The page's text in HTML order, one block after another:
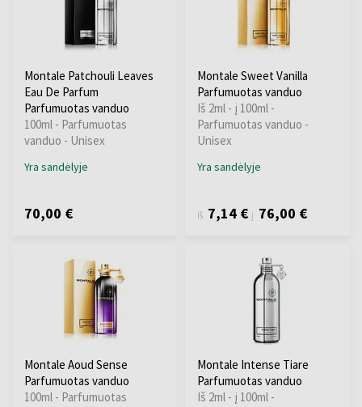
Montale Patchouli Leaves
Eau De Parfum
Parfumuotas vanduo
100ml - Parfumuotas
vanduo - Unisex
Yra sandėlyje
70,00 €
Montale Sweet Vanilla
Parfumuotas vanduo
Iš 2ml - į 100ml -
Parfumuotas vanduo -
Unisex
Yra sandėlyje
iš 7,14 € į 76,00 €
Montale Aoud Sense
Parfumuotas vanduo
100ml - Parfumuotas
Montale Intense Tiare
Parfumuotas vanduo
Iš 2ml - į 100ml -